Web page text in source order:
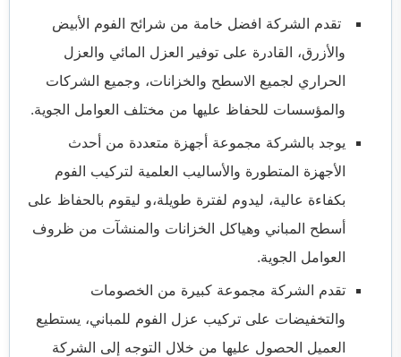
تقدم الشركة افضل خامة من شرائح الفوم الأبيض
والأزرق، القادرة على توفير العزل المائي والعزل
الحراري لجميع الاسطح والخزانات، وجميع الشركات
والمؤسسات للحفاظ عليها من مختلف العوامل الجوية.
يوجد بالشركة مجموعة أجهزة متعددة من أحدث
الأجهزة المتطورة والأساليب العلمية لتركيب الفوم
بكفاءة عالية، ليدوم لفترة طويلة،و ليقوم بالحفاظ على
أسطح المباني وهياكل الخزانات والمنشآت من ظروف
العوامل الجوية.
تقدم الشركة مجموعة كبيرة من الخصومات
والتخفيضات على تركيب عزل الفوم للمباني، يستطيع
العميل الحصول عليها من خلال التوجه إلى الشركة